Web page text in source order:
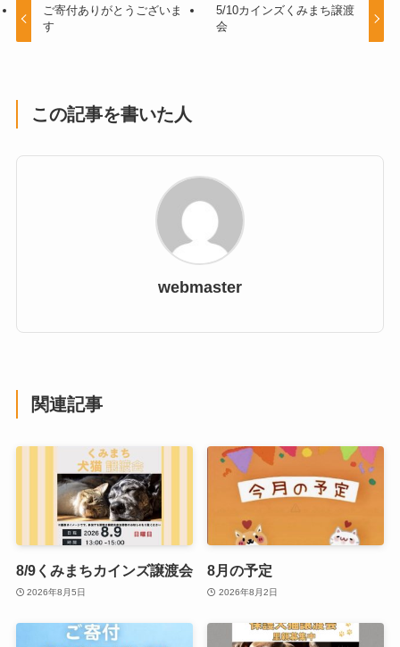
ご寄付ありがとうございま
す
5/10カインズくみまち譲渡
会
この記事を書いた人
webmaster
関連記事
8/9くみまちカインズ譲渡会
2026年8月5日
8月の予定
2026年8月2日